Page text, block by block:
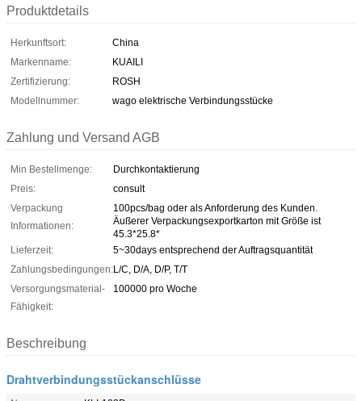
Produktdetails
Herkunftsort:
China
Markenname:
KUAILI
Zertifizierung:
ROSH
Modellnummer:
wago elektrische Verbindungsstücke
Zahlung und Versand AGB
Min Bestellmenge:
Durchkontaktierung
Preis:
consult
Verpackung
Informationen:
100pcs/bag oder als Anforderung des Kunden.
Äußerer Verpackungsexportkarton mit Größe ist
45.3*25.8*
Lieferzeit:
5~30days entsprechend der Auftragsquantität
Zahlungsbedingungen:L/C, D/A, D/P, T/T
Versorgungsmaterial-
Fähigkeit:
100000 pro Woche
Beschreibung
Drahtverbindungsstückanschlüsse